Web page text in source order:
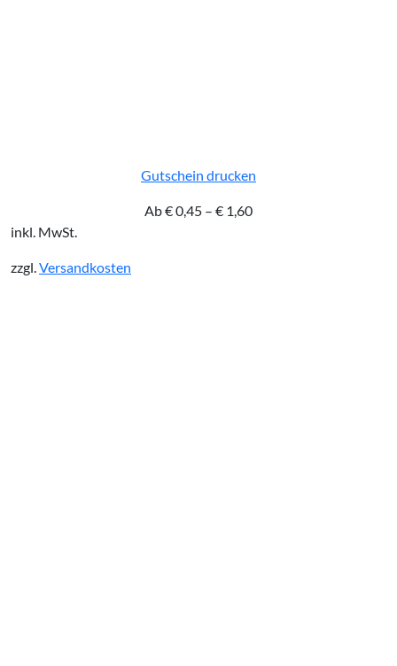
Gutschein drucken
Ab€0,45 – € 1,60
inkl. MwSt.
zzgl.Versandkosten